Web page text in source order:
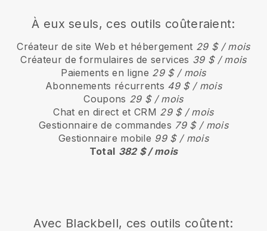
À eux seuls, ces outils coûteraient:
Créateur de site Web et hébergement 29 $ / mois
Créateur de formulaires de services 39 $ / mois
Paiements en ligne 29 $ / mois
Abonnements récurrents 49 $ / mois
Coupons 29 $ / mois
Chat en direct et CRM 29 $ / mois
Gestionnaire de commandes 79 $ / mois
Gestionnaire mobile 99 $ / mois
Total 382 $ / mois
Avec Blackbell, ces outils coûtent: